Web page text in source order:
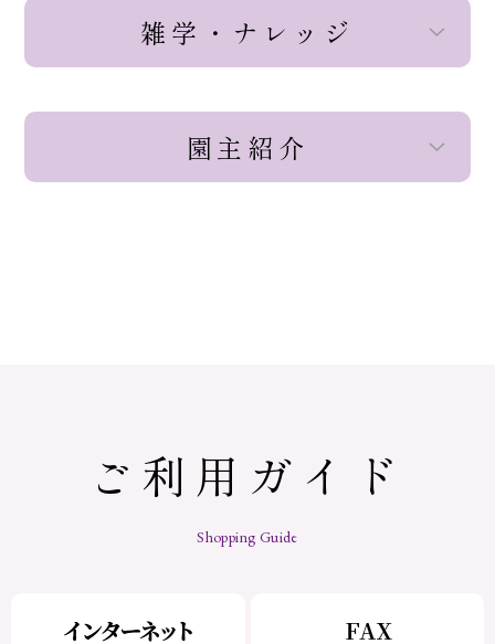
雑学・ナレッジ
園主紹介
ご利用ガイド
Shopping Guide